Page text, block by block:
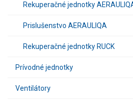
Rekuperačné jednotky
Prislušenstvo AERAULIQA
Rekuperačné jednotky RUCK
Prívodné jednotky
Ventilátory